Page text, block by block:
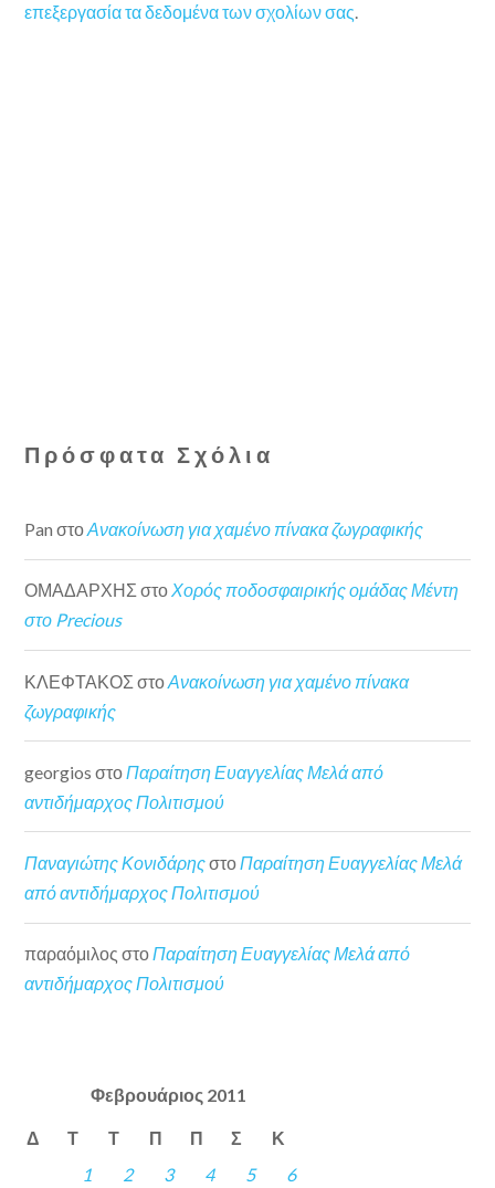
επεξεργασία τα δεδομένα των σχολίων σας.
Πρόσφατα Σχόλια
Pan στοΑνακοίνωση για χαμένο πίνακα ζωγραφικής
ΟΜΑΔΑΡΧΗΣ στοΧορός ποδοσφαιρικής ομάδας Μέντη
στο Precious
ΚΛΕΦΤΑΚΟΣ στοΑνακοίνωση για χαμένο πίνακα
ζωγραφικής
georgios στο Παραίτηση Ευαγγελίας Μελά από
αντιδήμαρχος Πολιτισμού
Παναγιώτης ΚονιδάρηςστοΠαραίτηση Ευαγγελίας Μελά
από αντιδήμαρχος Πολιτισμού
παραόμιλος στοΠαραίτηση Ευαγγελίας Μελά από
αντιδήμαρχος Πολιτισμού
Φεβρουάριος 2011
Δ Τ Τ Π Π Σ Κ
1 2 3 4 5
6